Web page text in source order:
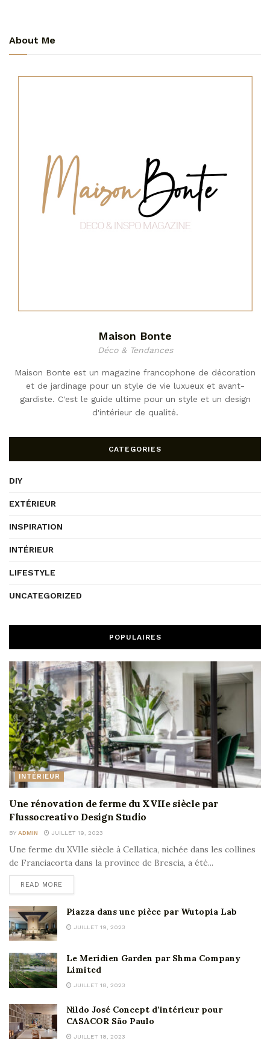
About Me
Maison Bonte
Déco & Tendances
Maison Bonte est un magazine francophone de décoration
et de jardinage pour un style de vie luxueux et avant-
gardiste. C'est le guide ultime pour un style et un design
d'intérieur de qualité.
CATEGORIES
DIY
EXTÉRIEUR
INSPIRATION
INTÉRIEUR
LIFESTYLE
UNCATEGORIZED
POPULAIRES
INTÉRIEUR
Une rénovation de ferme du XVIIe siècle par
Flussocreativo Design Studio
BY ADMIN JUILLET 19, 2023
Une ferme du XVIIe siècle à Cellatica, nichée dans les collines
de Franciacorta dans la province de Brescia, a été...
READ MORE
Piazza dans une pièce par Wutopia Lab
JUILLET 19, 2023
Le Meridien Garden par Shma Company
Limited
JUILLET 18, 2023
Nildo José Concept d’intérieur pour
CASACOR São Paulo
JUILLET 18, 2023